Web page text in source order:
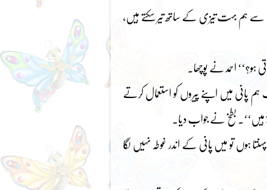
سے ہم بہت تیزی کے ساتھ تیر سکتے ہیں،
احمد نے پوچھا۔
پانی میں اپنے پیروں کو استعمال کرتے
ہیں‘‘۔ بطخ نے جواب دیا۔
ہوں تو میں پانی کے اندر غوطہ نہیں لگا